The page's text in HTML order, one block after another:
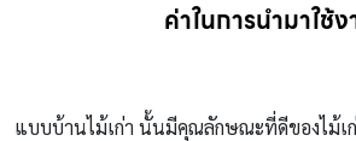
ค่าในการนำมาใช้
แบบบ้านไม้เก่า นั้นมีคุณลักษณะที่ดีของไม้เ